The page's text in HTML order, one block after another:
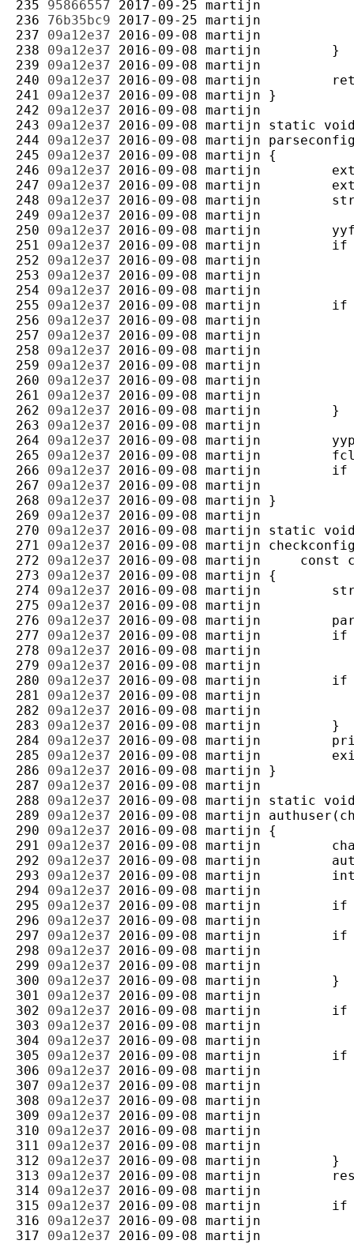
235 95866557 2017-09-25 martijn
236 76b35bc9 2017-09-25 martijn
237 09a12e37 2016-09-08 martijn
238 09a12e37 2016-09-08 martijn
239 09a12e37 2016-09-08 martijn
240 09a12e37 2016-09-08 martijn
241 09a12e37 2016-09-08 martijn
242 09a12e37 2016-09-08 martijn
243 09a12e37 2016-09-08 martijn
244 09a12e37 2016-09-08 martijn
245 09a12e37 2016-09-08 martijn
246 09a12e37 2016-09-08 martijn
247 09a12e37 2016-09-08 martijn
248 09a12e37 2016-09-08 martijn
249 09a12e37 2016-09-08 martijn
250 09a12e37 2016-09-08 martijn
251 09a12e37 2016-09-08 martijn
252 09a12e37 2016-09-08 martijn
253 09a12e37 2016-09-08 martijn
254 09a12e37 2016-09-08 martijn
255 09a12e37 2016-09-08 martijn
256 09a12e37 2016-09-08 martijn
257 09a12e37 2016-09-08 martijn
258 09a12e37 2016-09-08 martijn
259 09a12e37 2016-09-08 martijn
260 09a12e37 2016-09-08 martijn
261 09a12e37 2016-09-08 martijn
262 09a12e37 2016-09-08 martijn
263 09a12e37 2016-09-08 martijn
264 09a12e37 2016-09-08 martijn
265 09a12e37 2016-09-08 martijn
266 09a12e37 2016-09-08 martijn
267 09a12e37 2016-09-08 martijn
268 09a12e37 2016-09-08 martijn
269 09a12e37 2016-09-08 martijn
270 09a12e37 2016-09-08 martijn
271 09a12e37 2016-09-08 martijn
272 09a12e37 2016-09-08 martijn
273 09a12e37 2016-09-08 martijn
274 09a12e37 2016-09-08 martijn
275 09a12e37 2016-09-08 martijn
276 09a12e37 2016-09-08 martijn
277 09a12e37 2016-09-08 martijn
278 09a12e37 2016-09-08 martijn
279 09a12e37 2016-09-08 martijn
280 09a12e37 2016-09-08 martijn
281 09a12e37 2016-09-08 martijn
282 09a12e37 2016-09-08 martijn
283 09a12e37 2016-09-08 martijn
284 09a12e37 2016-09-08 martijn
285 09a12e37 2016-09-08 martijn
286 09a12e37 2016-09-08 martijn
287 09a12e37 2016-09-08 martijn
288 09a12e37 2016-09-08 martijn
289 09a12e37 2016-09-08 martijn
290 09a12e37 2016-09-08 martijn
291 09a12e37 2016-09-08 martijn
292 09a12e37 2016-09-08 martijn
293 09a12e37 2016-09-08 martijn
294 09a12e37 2016-09-08 martijn
295 09a12e37 2016-09-08 martijn
296 09a12e37 2016-09-08 martijn
297 09a12e37 2016-09-08 martijn
298 09a12e37 2016-09-08 martijn
299 09a12e37 2016-09-08 martijn
300 09a12e37 2016-09-08 martijn
301 09a12e37 2016-09-08 martijn
302 09a12e37 2016-09-08 martijn
303 09a12e37 2016-09-08 martijn
304 09a12e37 2016-09-08 martijn
305 09a12e37 2016-09-08 martijn
306 09a12e37 2016-09-08 martijn
307 09a12e37 2016-09-08 martijn
308 09a12e37 2016-09-08 martijn
309 09a12e37 2016-09-08 martijn
310 09a12e37 2016-09-08 martijn
311 09a12e37 2016-09-08 martijn
312 09a12e37 2016-09-08 martijn
313 09a12e37 2016-09-08 martijn
314 09a12e37 2016-09-08 martijn
315 09a12e37 2016-09-08 martijn
316 09a12e37 2016-09-08 martijn
317 09a12e37 2016-09-08 martijn